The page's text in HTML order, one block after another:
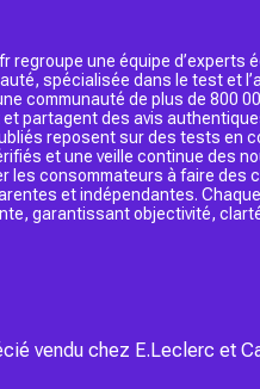
regroupe une équipe d’experts
spécialisée dans le test et
communauté de plus de 800
partagent des avis
reposent sur des tests en
et une veille continue des
les consommateurs à faire des
et indépendantes.
garantissant objectivité,
vendu chez E.Leclerc et